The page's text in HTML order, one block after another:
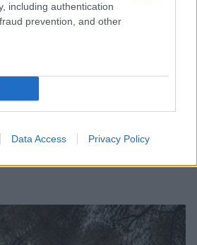
including authentication
prevention, and other
Data Access Privacy Policy